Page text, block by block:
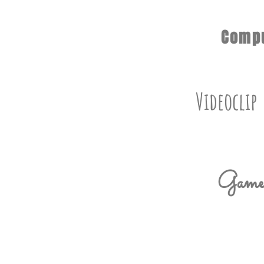
Videoclip